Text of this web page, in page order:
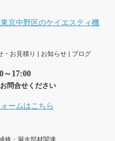
・お見積り お知らせ ブログ
17:00
問合せください
修・漏水部材関連